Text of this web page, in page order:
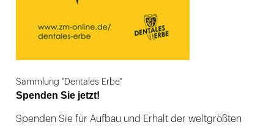
Sammlung "Dentales Erbe"
Spenden Sie jetzt!
Spenden Sie für Aufbau und Erhalt der weltgrößten